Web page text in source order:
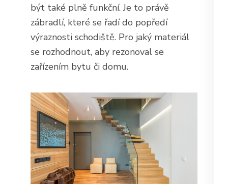
být také plně funkční. Je to právě
zábradlí, které se řadí do popředí
výraznosti schodiště. Pro jaký materiál
se rozhodnout, aby rezonoval se
zařízením bytu či domu.